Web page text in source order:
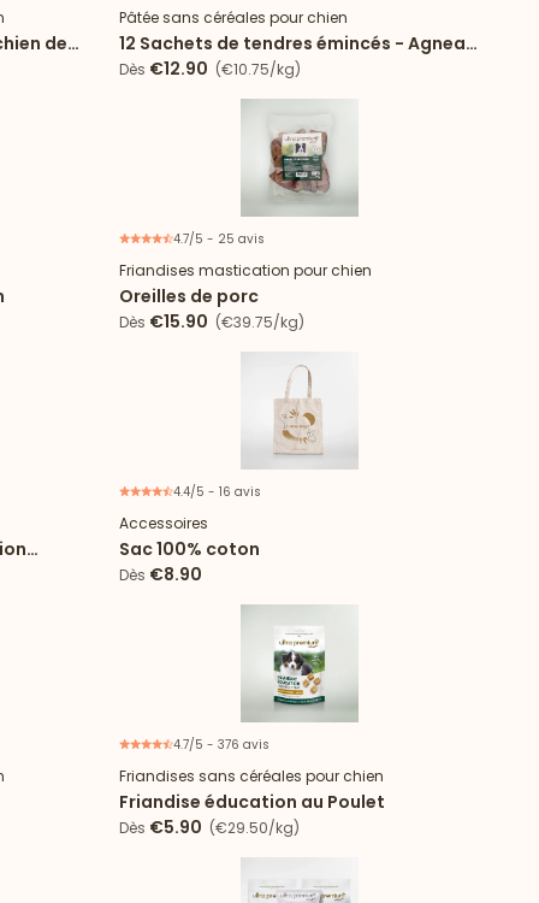
de
Pâtée sans céréales pour chien
12 Sachets de tendres émincés - Agneau
& haricots verts
Dès €12.90 (€10.75/kg)
4.7/5 - 25 avis
Friandises mastication pour chien
Oreilles de porc
Dès €15.90 (€39.75/kg)
4.4/5 - 16 avis
Accessoires
Sac 100% coton
Dès €8.90
4.7/5 - 376 avis
Friandises sans céréales pour chien
Friandise éducation au Poulet
Dès €5.90 (€29.50/kg)